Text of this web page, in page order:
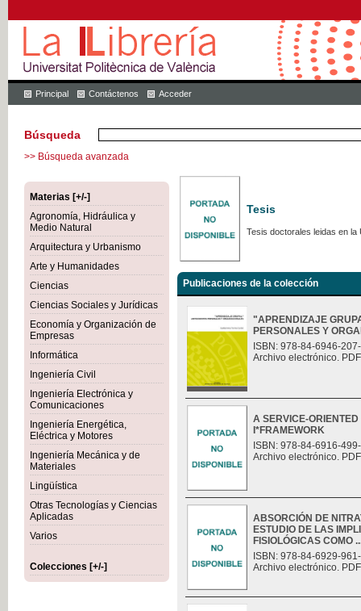
Principal Contáctenos Acceder
Búsqueda
>> Búsqueda avanzada
Materias [+/-]
Agronomía, Hidráulica y
Medio Natural
Arquitectura y Urbanismo
Arte y Humanidades
Ciencias
Ciencias Sociales y Jurídicas
Economía y Organización de
Empresas
Informática
Ingeniería Civil
Ingeniería Electrónica y
Comunicaciones
Ingeniería Energética,
Eléctrica y Motores
Ingeniería Mecánica y de
Materiales
Lingüística
Otras Tecnologías y Ciencias
Aplicadas
Varios
Colecciones [+/-]
Tesis
Tesis doctorales leidas en la
Publicaciones de la colección
"APRENDIZAJE
PERSONALES Y
ISBN: 978-84-6946-
Archivo electrónico.
A SERVICE-
I*FRAMEWORK
ISBN: 978-84-6916-
Archivo electrónico.
ABSORCIÓN DE
ESTUDIO DE LAS
FISIOLÓGICAS COMO
ISBN: 978-84-6929-
Archivo electrónico.